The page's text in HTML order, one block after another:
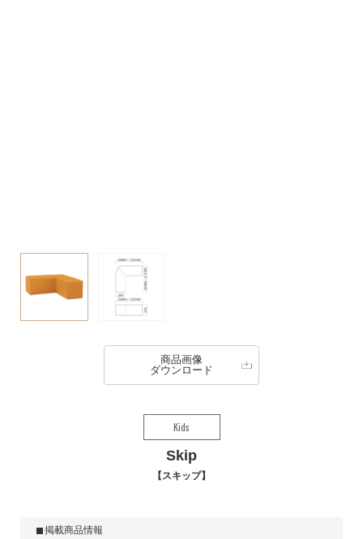
商品画像
ダウンロード
Kids
Skip
スキップ
掲載商品情報